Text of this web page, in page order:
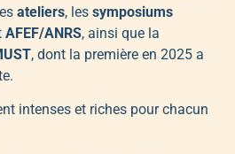
ateliers, les symposiums
AFEF/ANRS, ainsi que la
, dont la première en 2025 a
intenses et riches pour chacun